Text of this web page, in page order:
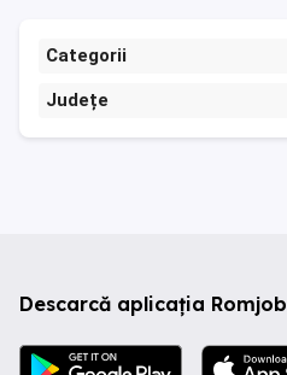
Categorii
Județe
Descarcă aplicația Romjob